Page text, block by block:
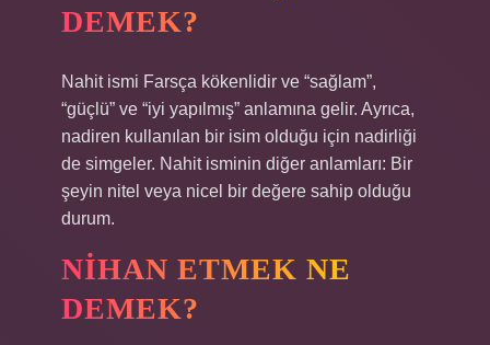
DEMEK?
Nahit ismi Farsça kökenlidir ve “sağlam”,
“güçlü” ve “iyi yapılmış” anlamına gelir. Ayrıca,
nadiren kullanılan bir isim olduğu için nadirliği
de simgeler. Nahit isminin diğer anlamları: Bir
şeyin nitel veya nicel bir değere sahip olduğu
durum.
NIHAN ETMEK NE
DEMEK?